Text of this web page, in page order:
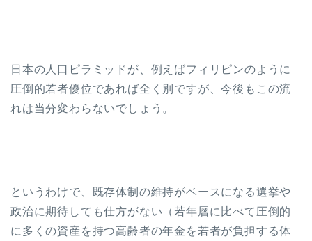
日本の人口ピラミッドが、例えばフィリピンのように
圧倒的若者優位であれば全く別ですが、今後もこの流
れは当分変わらないでしょう。
というわけで、既存体制の維持がベースになる選挙や
政治に期待しても仕方がない（若年層に比べて圧倒的
に多くの資産を持つ高齢者の年金を若者が負担する体